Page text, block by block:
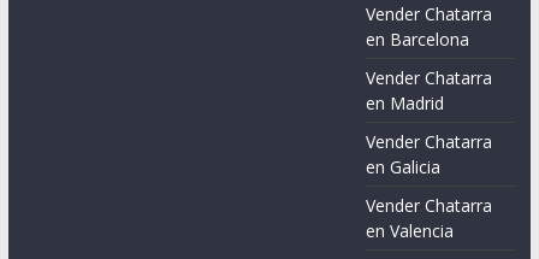
Vender Chatarra
en Barcelona
Vender Chatarra
en Madrid
Vender Chatarra
en Galicia
Vender Chatarra
en Valencia